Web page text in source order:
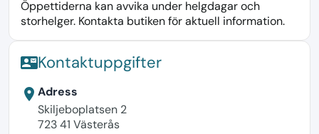
Öppettiderna kan avvika under helgdagar och
storhelger. Kontakta butiken för aktuell information.
contact_mailKontaktuppgifter
location_on Adress
Skiljeboplatsen 2
723 41 Västerås